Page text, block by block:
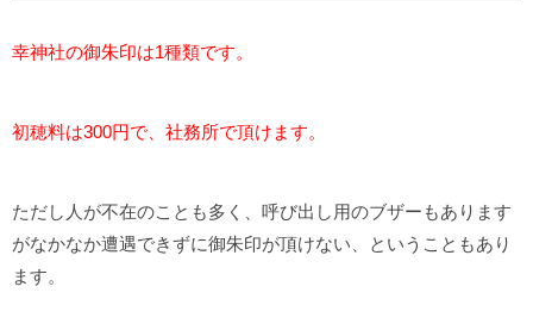
幸神社の御朱印は1種類です。
初穂料は300円で、社務所で頂けます。
ただし人が不在のことも多く、呼び出し用のブザーもあります
がなかなか遭遇できずに御朱印が頂けない、ということもあり
ます。